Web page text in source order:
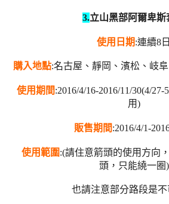
3.立山黑部阿爾卑斯
使用日期:連續8日
購入地點:名古屋、靜岡、濱松、岐
使用期間:2016/4/16-2016/11/30(4/
用)
販售期間:2016/4/1-
使用範圍:(請住意箭頭的使用方向
頭，只能繞一圈)
也請注意部分路段是